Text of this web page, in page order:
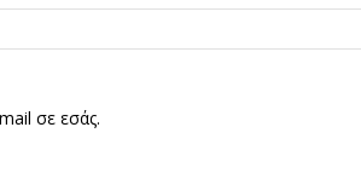
σε εσάς.